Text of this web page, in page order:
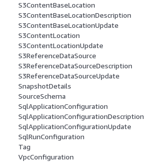
S3ContentBaseLocation
S3ContentBaseLocationDescription
S3ContentBaseLocationUpdate
S3ContentLocation
S3ContentLocationUpdate
S3ReferenceDataSource
S3ReferenceDataSourceDescription
S3ReferenceDataSourceUpdate
SnapshotDetails
SourceSchema
SqlApplicationConfiguration
SqlApplicationConfigurationDescription
SqlApplicationConfigurationUpdate
SqlRunConfiguration
Tag
VpcConfiguration